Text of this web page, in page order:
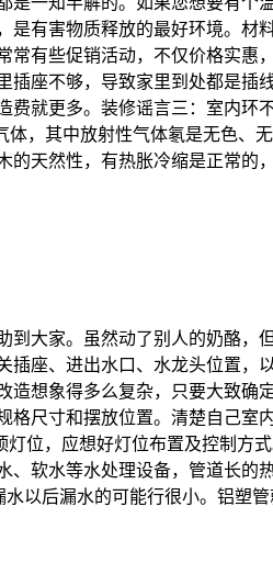
有害物质释放的最好环境。
有些促销活动，不仅价格实
座不够，导致家里到处都是
就更多。装修谣言三：室内
，其中放射性气体氡是无色
天然性，有热胀冷缩是正常
大家。虽然动了别人的奶酪
座、进出水口、水龙头位置
想象得多么复杂，只要大致
尺寸和摆放位置。清楚自己
位，应想好灯位布置及控制
软水等水处理设备，管道长
以后漏水的可能行很小。铝塑